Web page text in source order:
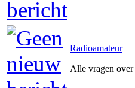
Radioamateur
Alle vragen over